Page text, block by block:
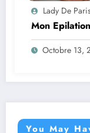
Lady De
Mon
Octobre 13,
You May